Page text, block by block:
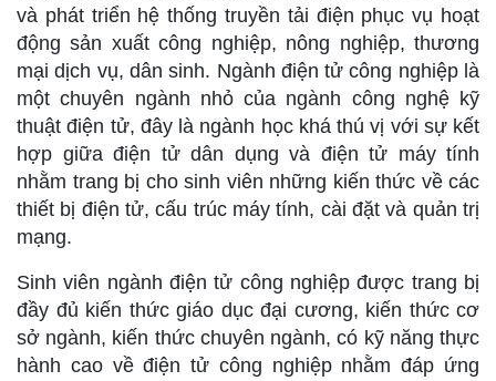
và phát triển hệ thống truyền tải điện phục vụ hoạt
động sản xuất công nghiệp, nông nghiệp, thương
mại dịch vụ, dân sinh. Ngành điện tử công nghiệp là
một chuyên ngành nhỏ của ngành công nghệ kỹ
thuật điện tử, đây là ngành học khá thú vị với sự kết
hợp giữa điện tử dân dụng và điện tử máy tính
nhằm trang bị cho sinh viên những kiến thức về các
thiết bị điện tử, cấu trúc máy tính, cài đặt và quản trị
mạng.
Sinh viên ngành điện tử công nghiệp được trang bị
đầy đủ kiến thức giáo dục đại cương, kiến thức cơ
sở ngành, kiến thức chuyên ngành, có kỹ năng thực
hành cao về điện tử công nghiệp nhằm đáp ứng